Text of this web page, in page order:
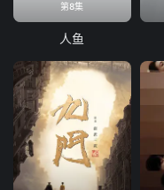
第8集
人鱼